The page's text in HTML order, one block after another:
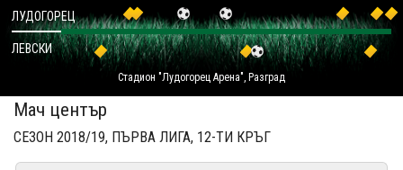
СТАДИОН & БАЗИ
КЛУБ
ЗА ФЕНОВЕ
Стадион "Лудогорец Арена", Разград
ЛУДОГОРЕЦ
ЛЕВСКИ
Мач център
СЕЗОН 2018/19, ПЪРВА ЛИГА, 12-ТИ КРЪГ